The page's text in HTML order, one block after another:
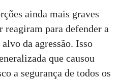
ainda mais graves
reagiram para defender a
da agressão. Isso
que causou
a segurança de todos os